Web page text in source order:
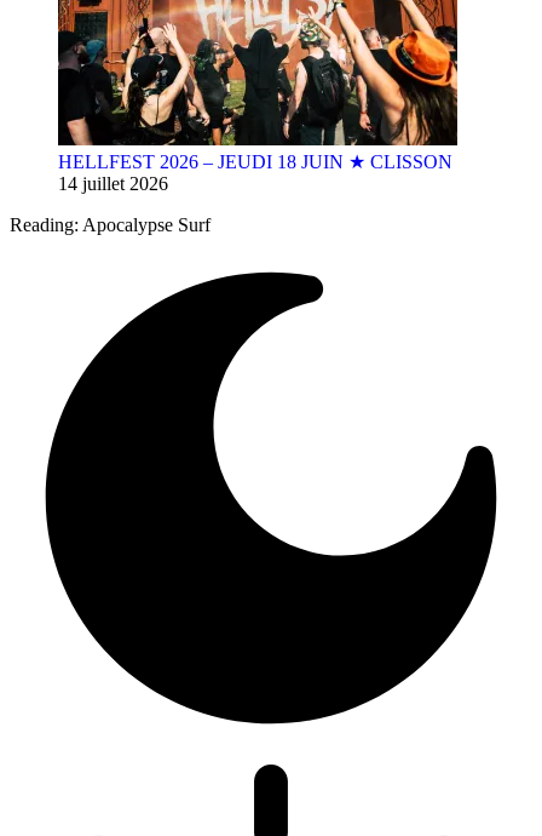
HELLFEST 2026 – JEUDI 18 JUIN ★ CLISSON
14 juillet 2026
Reading: Apocalypse Surf